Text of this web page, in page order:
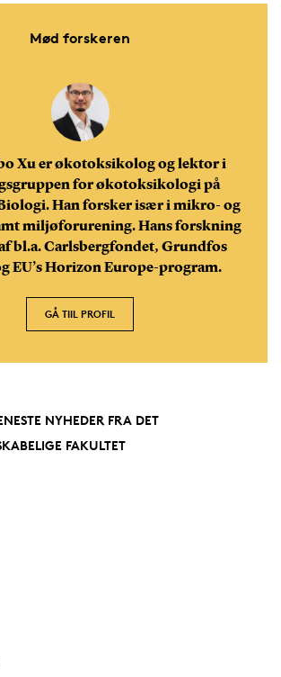
Mød forskeren
Xu er økotoksikolog og lektor i
for økotoksikologi på
Han forsker især i mikro- og
miljøforurening. Hans forskning
bl.a. Carlsbergfondet, Grundfos
EU’s Horizon Europe-program.
GÅ TIIL PROFIL
NYHEDER FRA DET
FAKULTET